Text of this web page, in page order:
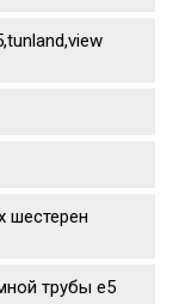
шестерен
трубы е5